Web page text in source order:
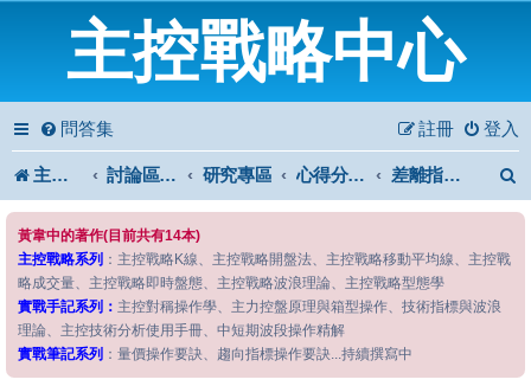
主控戰略中心
問答集 登入
註冊
主控戰略中心 討論區首頁 研究專區 心得分享專區 差離指標網聚
黃韋中的著作(目前共有14本)
主控戰略系列 ：主控戰略K線、主控戰略開盤法、主控戰略移動平均線、主控戰
略成交量、主控戰略即時盤態、主控戰略波浪理論、主控戰略型態學
實戰手記系列： 主控對稱操作學、主力控盤原理與箱型操作、技術指標與波浪
理論、主控技術分析使用手冊、中短期波段操作精解
實戰筆記系列 ：量價操作要訣、趨向指標操作要訣...持續撰寫中